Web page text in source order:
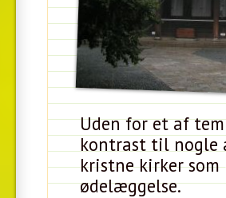
Uden for et af
kontrast til nogle
kristne kirker som
ødelæggelse.